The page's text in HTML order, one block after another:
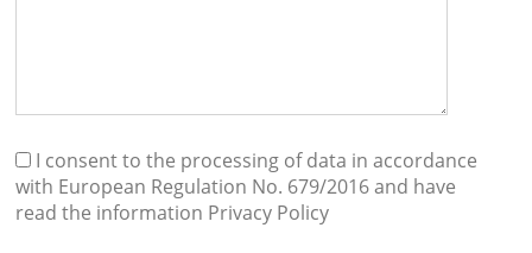
I consent to the processing of data in accordance
with European Regulation No. 679/2016 and have
read the information Privacy Policy